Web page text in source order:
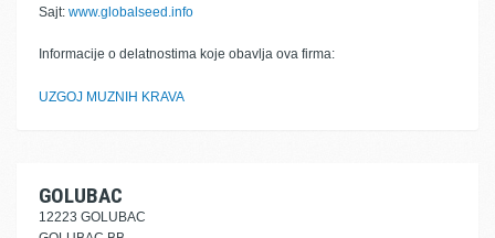
Sajt: www.globalseed.info
Informacije o delatnostima koje obavlja ova firma:
UZGOJ MUZNIH KRAVA
GOLUBAC
12223 GOLUBAC